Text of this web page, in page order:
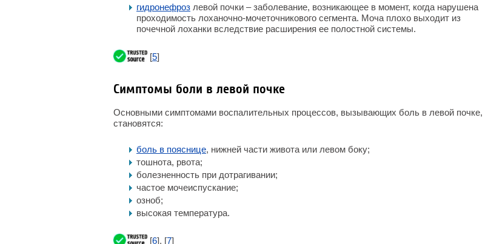
гидронефроз левой почки – заболевание, возникающее в момент, когда нарушена
проходимость лоханочно-мочеточникового сегмента. Моча плохо выходит из
почечной лоханки вследствие расширения ее полостной системы.
[5]
Симптомы боли в левой почке
Основными симптомами воспалительных процессов, вызывающих боль в левой почке,
становятся:
боль в пояснице, нижней части живота или левом боку;
тошнота, рвота;
болезненность при дотрагивании;
частое мочеиспускание;
озноб;
высокая температура.
[6], [7]